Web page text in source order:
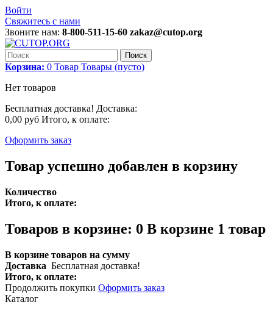
Войти
Свяжитесь с нами
Звоните нам: 8-800-511-15-60 zakaz@cutop.org
Поиск
Корзина: 0 Товар Товары (пусто)
Нет товаров
Бесплатная доставка! Доставка:
0,00 руб Итого, к оплате:
Оформить заказ
Товар успешно добавлен в корзину
Количество
Итого, к оплате:
Товаров в корзине: 0 В корзине 1 товар
В корзине товаров на сумму
Доставка Бесплатная доставка!
Итого, к оплате:
Продолжить покупки Оформить заказ
Каталог